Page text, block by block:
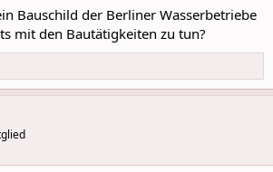
Bauschild der Berliner Wasserbetriebe
mit den Bautätigkeiten zu tun?